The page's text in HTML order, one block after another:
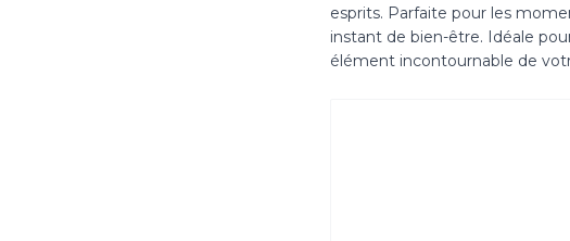
esprits. Parfaite pour les
instant de bien-être. Idéale
élément incontournable de